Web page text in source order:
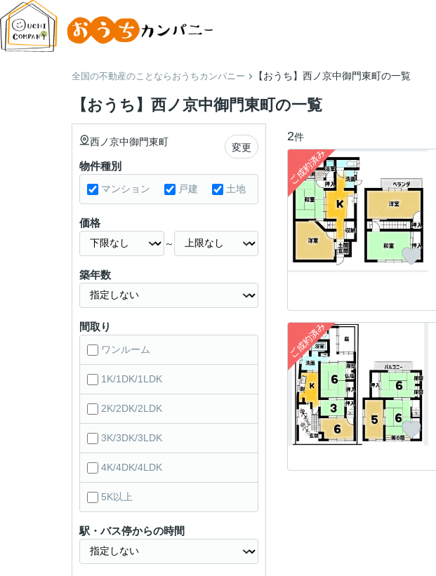
全国の不動産のことならおうちカンパニー 【おうち】西ノ京中御門東町の一覧
【おうち】西ノ京中御門東町の一覧
2件
西ノ京中御門東町 変更
物件種別
マンション 戸建 土地
価格
～
築年数
間取り
ワンルーム
1K/1DK/1LDK
2K/2DK/2LDK
3K/3DK/3LDK
4K/4DK/4LDK
5K以上
駅・バス停からの時間